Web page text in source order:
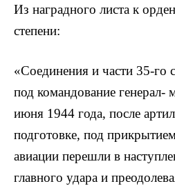
Из наградного листа к
степени:
«Соединения и части 35-го
под командование генерал-
июня 1944 года, после
подготовке, под
авиации перешли в
главного удара и